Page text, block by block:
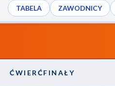
TABELA ZAWODNICY
ĆWIERĆFINAŁY
Te pliki cookie pomagają nam
raportując anonimowo